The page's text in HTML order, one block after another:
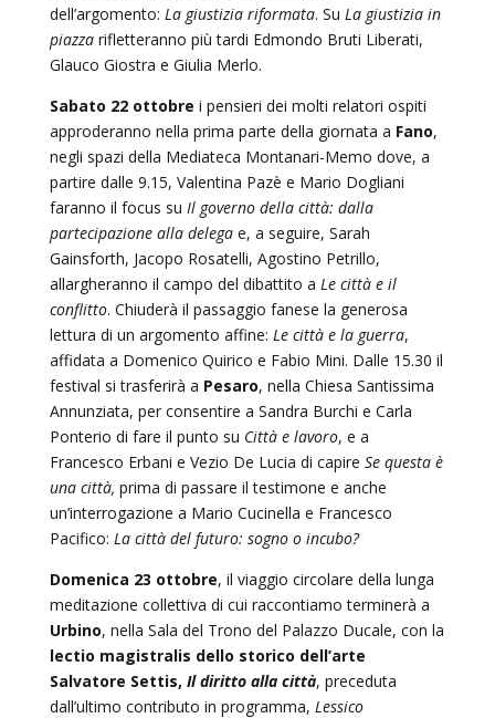
dell’argomento: La giustizia riformata. Su La giustizia in
piazzarifletteranno più tardi Edmondo Bruti Liberati,
Glauco Giostra e Giulia Merlo.
Sabato 22 ottobre i pensieri dei molti relatori ospiti
approderanno nella prima parte della giornata a Fano,
negli spazi della Mediateca Montanari-Memo dove, a
partire dalle 9.15, Valentina Pazè e Mario Dogliani
faranno il focus su Il governo della città: dalla
partecipazione alla delegae, a seguire, Sarah
Gainsforth, Jacopo Rosatelli, Agostino Petrillo,
allargheranno il campo del dibattito a Le città e il
conflitto. Chiuderà il passaggio fanese la generosa
lettura di un argomento affine: Le città e la guerra,
affidata a Domenico Quirico e Fabio Mini. Dalle 15.30 il
festival si trasferirà a Pesaro, nella Chiesa Santissima
Annunziata, per consentire a Sandra Burchi e Carla
Ponterio di fare il punto su Città e lavoro, e a
Francesco Erbani e Vezio De Lucia di capire Se questa è
una città, prima di passare il testimone e anche
un’interrogazione a Mario Cucinella e Francesco
Pacifico: La città del futuro: sogno o incubo?
Domenica 23 ottobre, il viaggio circolare della lunga
meditazione collettiva di cui raccontiamo terminerà a
Urbino, nella Sala del Trono del Palazzo Ducale, con la
lectio magistralis dello storico dell’arte
Salvatore Settis, Il diritto alla città, preceduta
dall’ultimo contributo in programma, Lessico